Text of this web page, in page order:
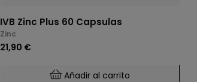
IVB Zinc Plus 60 Capsulas
Zinc
21,90 €
Añadir al carrito